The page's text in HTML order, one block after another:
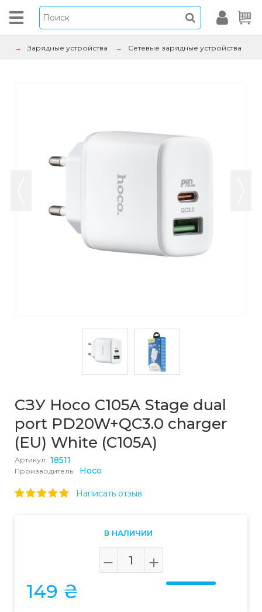
Зарядные устройства Сетевые зарядные устройства
СЗУ Hoco C105A Stage dual
port PD20W+QC3.0 charger
(EU) White (C105A)
Артикул: 18511
Производитель: Hoco
Написать отзыв
В НАЛИЧИИ
149 ₴